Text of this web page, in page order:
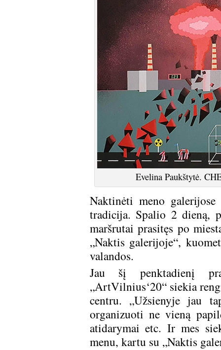
Evelina Paukštytė.
Naktinėti meno
tradicija. Spalio 2 dieną,
maršrutai prasitęs po
„Naktis galerijoje“,
valandos.
Jau šį penktadienį
„ArtVilnius‘20“ siekia
centru. „Užsienyje jau
organizuoti ne vieną
atidarymai etc. Ir mes
menu, kartu su „Naktis